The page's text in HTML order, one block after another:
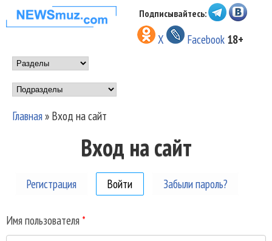
Перейти к основному
содержанию
НОВОСТИ
МУЗЫКИ И
ШОУ БИЗНЕСА
NEWSMUZ.COM
Подписывайтесь:
X Facebook 18+
Main menu
Подразделы
Вы здесь
Главная» Вход на сайт
Вход на сайт
Регистрация Войти (активная вкладка)
Забыли пароль?
Имя пользователя *